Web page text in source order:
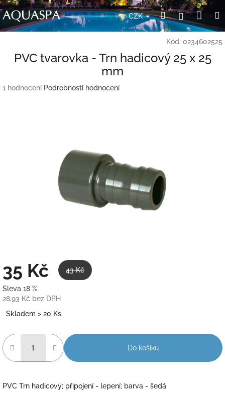
Přejít
na
obsah
CZK HledatPřihlášení
Kód: 0234602525
PVC tvarovka - Trn hadicový 25 x 25
mm
Průměrné
1 hodnocení Podrobnosti hodnocení
35 Kč 43 Kč
Sleva 18 %
28,93 Kč bez DPH
cena:
Skladem > 20 Ks
Do košíku
PVC Trn hadicový; připojení - lepení; barva - šedá